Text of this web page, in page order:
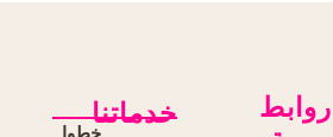
روابط
خدماتنا